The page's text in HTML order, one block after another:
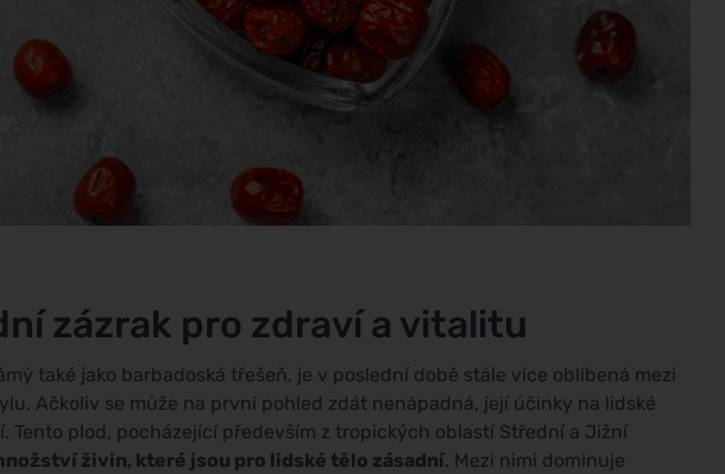
zázrak pro zdraví a vitalitu
také jako barbadoská třešeň, je v poslední době stále více oblíbená mezi
Ačkoliv se může na první pohled zdát nenápadná, její účinky na lidské
Tento plod, pocházející především z tropických oblastí Střední a Jižní
živin, které jsou pro lidské tělo zásadní. Mezi nimi dominuje